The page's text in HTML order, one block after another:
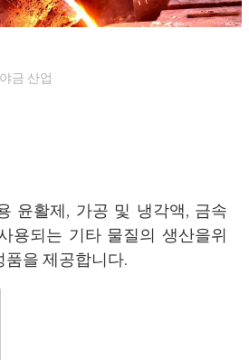
야금 산업
윤활제, 가공 및 냉각액, 금속
용되는 기타 물질의 생산을위
품을 제공합니다.